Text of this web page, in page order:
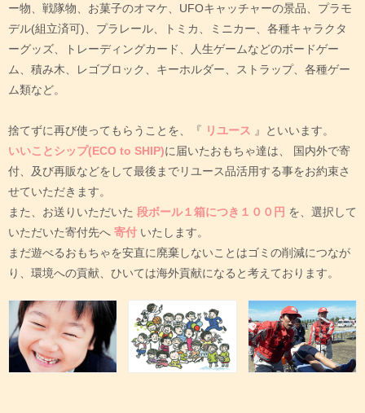
ー物、戦隊物、お菓子のオマケ、UFOキャッチャーの景品、プラモ
デル(組立済可)、プラレール、トミカ、ミニカー、各種キャラクタ
ーグッズ、トレーディングカード、人生ゲームなどのボードゲー
ム、積み木、レゴブロック、キーホルダー、ストラップ、各種ゲー
ム類など。
捨てずに再び使ってもらうことを、『 リユース 』といいます。
いいことシップ(ECO to SHIP)に届いたおもちゃ達は、
国内外で寄
付、及び再販などをして最後までリユース品活用する事をお約束さ
せていただきます。
また、お送りいただいた 段ボール１箱につき１００円 を、選択して
いただいた寄付先へ 寄付 いたします。
まだ遊べるおもちゃを安直に廃棄しないことはゴミの削減につなが
り、環境への貢献、ひいては海外貢献になると考えております。